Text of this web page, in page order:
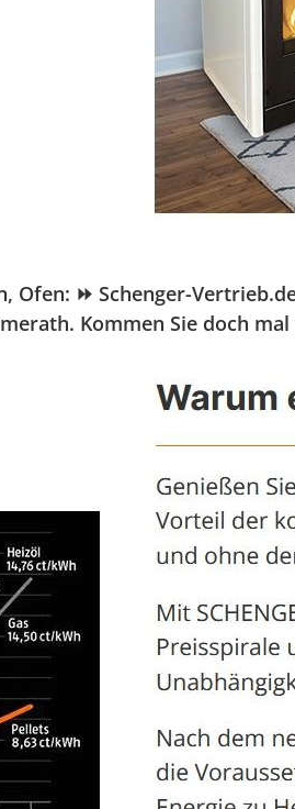
Ofen: ⏩ Schenger-
Kommen Sie doch